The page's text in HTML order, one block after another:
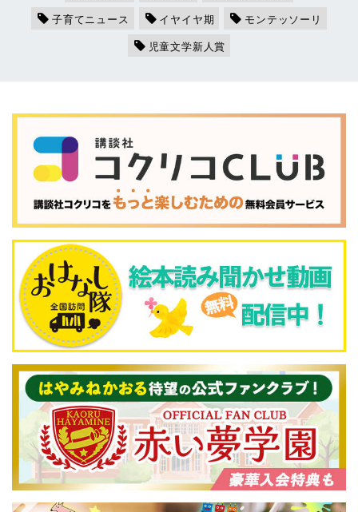
子育てニュース
イヤイヤ期
モンテッソーリ
児童文学新人賞